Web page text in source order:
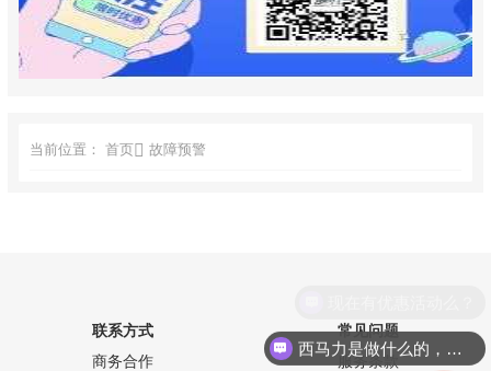
当前位置： 首页 故障预警
联系方式
商务合作
常见问题
服务条款